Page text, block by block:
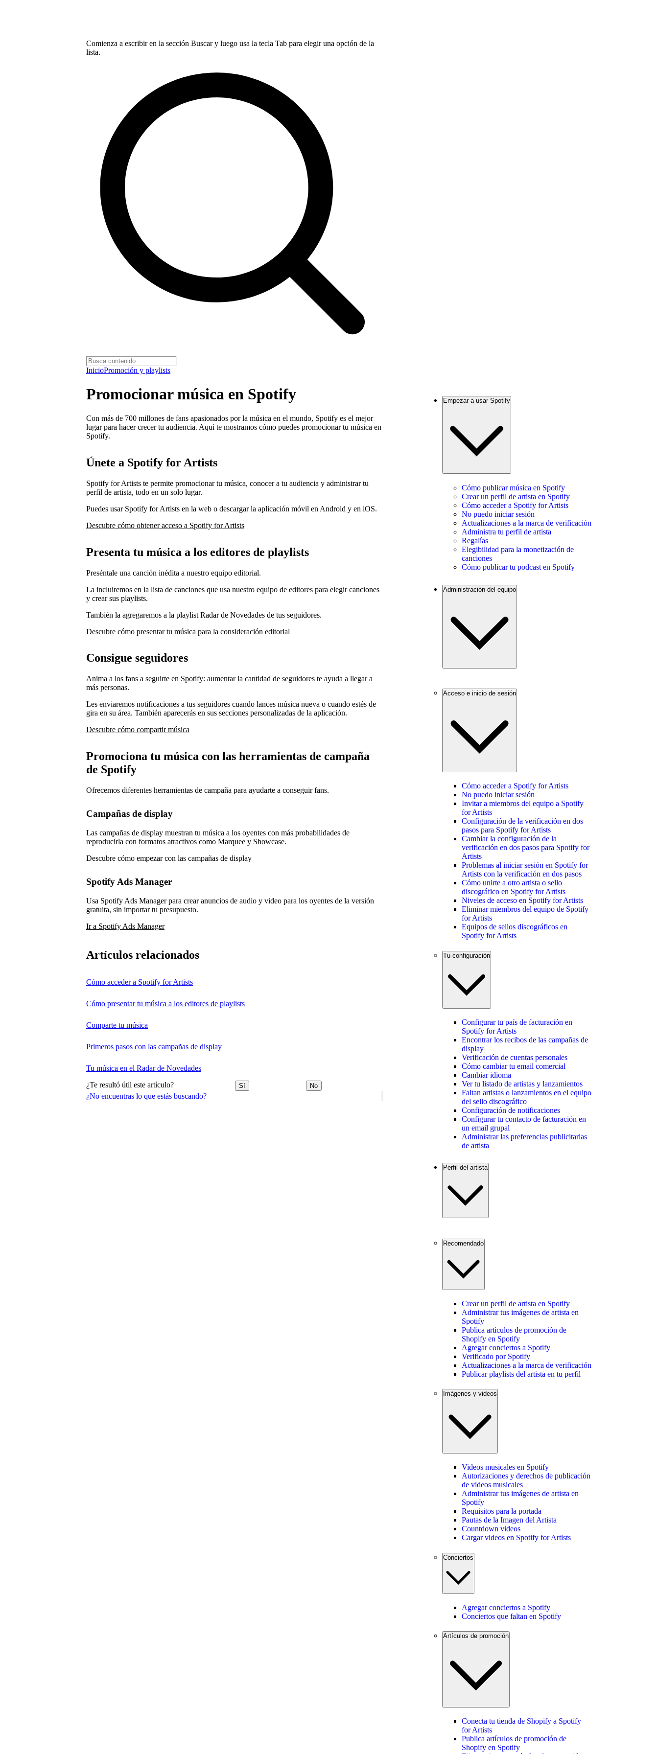
Comienza a escribir en la sección Buscar y luego usa la tecla Tab para elegir una opción de la
lista.
InicioPromoción y playlists
¿No encuentras lo que estás buscando?
Promocionar música en Spotify
Con más de 700 millones de fans apasionados por la música en el mundo, Spotify es el mejor
lugar para hacer crecer tu audiencia. Aquí te mostramos cómo puedes promocionar tu música en
Spotify.
Únete a Spotify for Artists
Spotify for Artists te permite promocionar tu música, conocer a tu audiencia y administrar tu
perfil de artista, todo en un solo lugar.
Puedes usar Spotify for Artists en la web o descargar la aplicación móvil en Android y en iOS.
Descubre cómo obtener acceso a Spotify for Artists
Presenta tu música a los editores de playlists
Preséntale una canción inédita a nuestro equipo editorial.
La incluiremos en la lista de canciones que usa nuestro equipo de editores para elegir canciones
y crear sus playlists.
También la agregaremos a la playlist Radar de Novedades de tus seguidores.
Descubre cómo presentar tu música para la consideración editorial
Consigue seguidores
Anima a los fans a seguirte en Spotify: aumentar la cantidad de seguidores te ayuda a llegar a
más personas.
Les enviaremos notificaciones a tus seguidores cuando lances música nueva o cuando estés de
gira en su área. También aparecerás en sus secciones personalizadas de la aplicación.
Descubre cómo compartir música
Promociona tu música con las herramientas de campaña
de Spotify
Ofrecemos diferentes herramientas de campaña para ayudarte a conseguir fans.
Campañas de display
Las campañas de display muestran tu música a los oyentes con más probabilidades de
reproducirla con formatos atractivos como Marquee y Showcase.
Descubre cómo empezar con las campañas de display
Spotify Ads Manager
Usa Spotify Ads Manager para crear anuncios de audio y video para los oyentes de la versión
gratuita, sin importar tu presupuesto.
Ir a Spotify Ads Manager
Artículos relacionados
Cómo acceder a Spotify for Artists
Cómo presentar tu música a los editores de playlists
Comparte tu música
Primeros pasos con las campañas de display
Tu música en el Radar de Novedades
¿Te resultó útil este artículo? Sí No
Empezar a usar Spotify
Cómo publicar música en Spotify
Crear un perfil de artista en Spotify
Cómo acceder a Spotify for Artists
No puedo iniciar sesión
Actualizaciones a la marca de verificación
Administra tu perfil de artista
Regalías
Elegibilidad para la monetización de
canciones
Cómo publicar tu podcast en Spotify
Administración del equipo
Acceso e inicio de sesión
Cómo acceder a Spotify for Artists
No puedo iniciar sesión
Invitar a miembros del equipo a Spotify
for Artists
Configuración de la verificación en dos
pasos para Spotify for Artists
Cambiar la configuración de la
verificación en dos pasos para Spotify for
Artists
Problemas al iniciar sesión en Spotify for
Artists con la verificación en dos pasos
Cómo unirte a otro artista o sello
discográfico en Spotify for Artists
Niveles de acceso en Spotify for Artists
Eliminar miembros del equipo de Spotify
for Artists
Equipos de sellos discográficos en
Spotify for Artists
Tu configuración
Configurar tu país de facturación en
Spotify for Artists
Encontrar los recibos de las campañas de
display
Verificación de cuentas personales
Cómo cambiar tu email comercial
Cambiar idioma
Ver tu listado de artistas y lanzamientos
Faltan artistas o lanzamientos en el equipo
del sello discográfico
Configuración de notificaciones
Configurar tu contacto de facturación en
un email grupal
Administrar las preferencias publicitarias
de artista
Perfil del artista
Recomendado
Crear un perfil de artista en Spotify
Administrar tus imágenes de artista en
Spotify
Publica artículos de promoción de
Shopify en Spotify
Agregar conciertos a Spotify
Verificado por Spotify
Actualizaciones a la marca de verificación
Publicar playlists del artista en tu perfil
Imágenes y videos
Videos musicales en Spotify
Autorizaciones y derechos de publicación
de videos musicales
Administrar tus imágenes de artista en
Spotify
Requisitos para la portada
Pautas de la Imagen del Artista
Countdown videos
Cargar videos en Spotify for Artists
Conciertos
Agregar conciertos a Spotify
Conciertos que faltan en Spotify
Artículos de promoción
Conecta tu tienda de Shopify a Spotify
for Artists
Publica artículos de promoción de
Shopify en Spotify